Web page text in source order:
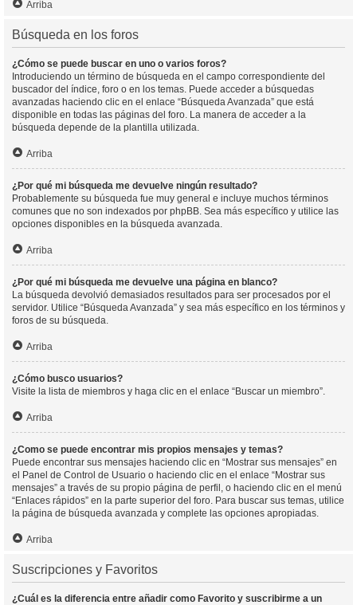
Arriba
Búsqueda en los foros
¿Cómo se puede buscar en uno o varios foros?
Introduciendo un término de búsqueda en el campo correspondiente del
buscador del índice, foro o en los temas. Puede acceder a búsquedas
avanzadas haciendo clic en el enlace “Búsqueda Avanzada” que está
disponible en todas las páginas del foro. La manera de acceder a la
búsqueda depende de la plantilla utilizada.
Arriba
¿Por qué mi búsqueda me devuelve ningún resultado?
Probablemente su búsqueda fue muy general e incluye muchos términos
comunes que no son indexados por phpBB. Sea más específico y utilice las
opciones disponibles en la búsqueda avanzada.
Arriba
¿Por qué mi búsqueda me devuelve una página en blanco?
La búsqueda devolvió demasiados resultados para ser procesados por el
servidor. Utilice “Búsqueda Avanzada” y sea más específico en los términos y
foros de su búsqueda.
Arriba
¿Cómo busco usuarios?
Visite la lista de miembros y haga clic en el enlace “Buscar un miembro”.
Arriba
¿Como se puede encontrar mis propios mensajes y temas?
Puede encontrar sus mensajes haciendo clic en “Mostrar sus mensajes” en
el Panel de Control de Usuario o haciendo clic en el enlace “Mostrar sus
mensajes” a través de su propio página de perfil, o haciendo clic en el menú
“Enlaces rápidos” en la parte superior del foro. Para buscar sus temas, utilice
la página de búsqueda avanzada y complete las opciones apropiadas.
Arriba
Suscripciones y Favoritos
¿Cuál es la diferencia entre añadir como Favorito y suscribirme a un